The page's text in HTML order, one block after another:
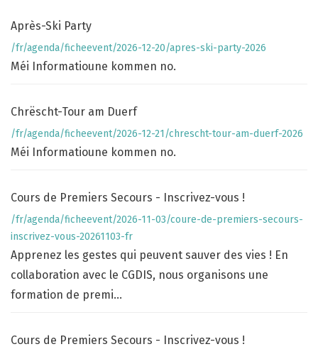
Après-Ski Party
/fr/agenda/ficheevent/2026-12-20/apres-ski-party-2026
Méi Informatioune kommen no.
Chrëscht-Tour am Duerf
/fr/agenda/ficheevent/2026-12-21/chrescht-tour-am-duerf-2026
Méi Informatioune kommen no.
Cours de Premiers Secours - Inscrivez-vous !
/fr/agenda/ficheevent/2026-11-03/coure-de-premiers-secours-
inscrivez-vous-20261103-fr
Apprenez les gestes qui peuvent sauver des vies ! En
collaboration avec le CGDIS, nous organisons une
formation de premi...
Cours de Premiers Secours - Inscrivez-vous !